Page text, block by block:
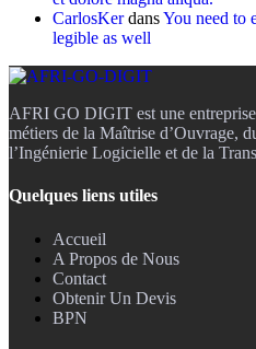
CarlosKerdansYou need to
legible as well
AFRI GO DIGIT est une
métiers de la Maîtrise d’Ouvrage,
l’Ingénierie Logicielle et de la
Quelques liens utiles
Accueil
A Propos de Nous
Contact
Obtenir Un Devis
BPN